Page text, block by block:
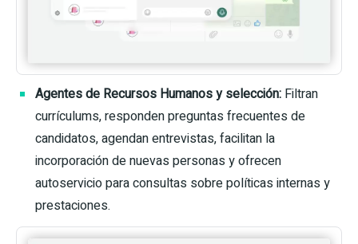
Agentes de Recursos Humanos y selección: Filtran
currículums, responden preguntas frecuentes de
candidatos, agendan entrevistas, facilitan la
incorporación de nuevas personas y ofrecen
autoservicio para consultas sobre políticas internas y
prestaciones.